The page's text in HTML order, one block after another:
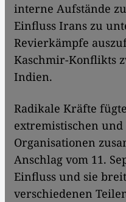
interne Aufstände
Einfluss Irans zu
Revierkämpfe
Kaschmir-Konflikts
Indien.
Radikale Kräfte
extremistischen
Organisationen
Anschlag vom 11.
Einfluss und sie
verschiedenen